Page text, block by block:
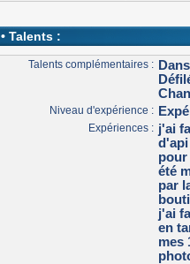
• Talents :
Talents complémentaires :
Niveau d'expérience :
Expériences : j'ai
d'api
pour
été
par
j'ai
en
mes